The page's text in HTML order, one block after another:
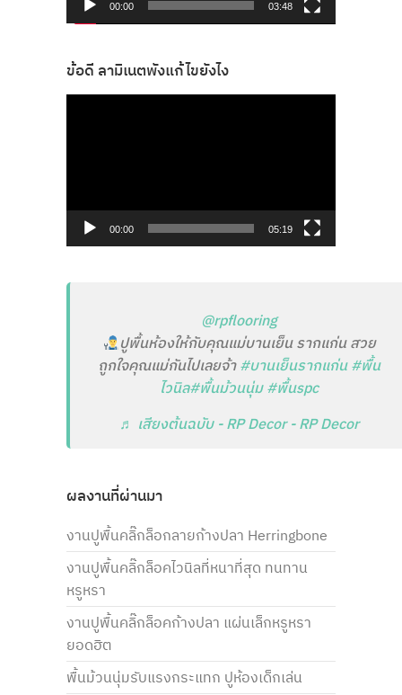
00:00 03:48
ข้อดี ลามิเนตพังแก้ไขยังไง
00:00 05:19
@rpflooring
ปูพื้นห้องให้กับคุณแม่บานเย็น รากแก่น สวย
ถูกใจคุณแม่กันไปเลยจ้า #บานเย็นรากแก่น #พื้น
ไวนิล#พื้นม้วนนุ่ม #พื้นspc
♬ เสียงต้นฉบับ - RP Decor - RP Decor
ผลงานที่ผ่านมา
งานปูพื้นคลิ๊กล็อกลายก้างปลา Herringbone
งานปูพื้นคลิ๊กล็อคไวนิลที่หนาที่สุด ทนทาน
หรูหรา
งานปูพื้นคลิ๊กล็อคก้างปลา แผ่นเล็กหรูหรา
ยอดฮิต
พื้นม้วนนุ่มรับแรงกระแทก ปูห้องเด็กเล่น